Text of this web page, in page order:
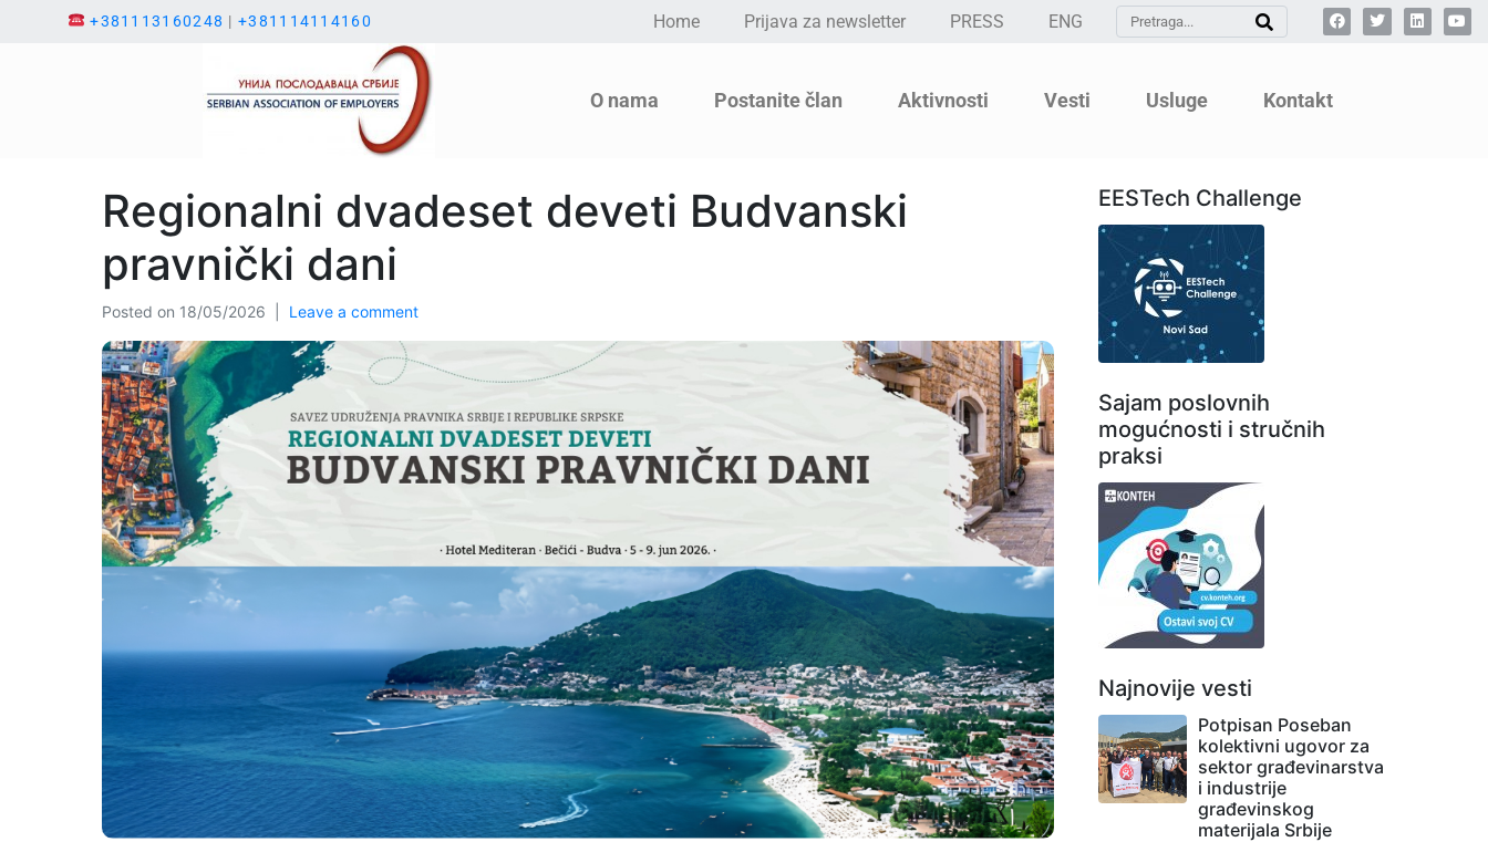
+381113160248 |+381114114160 Home Prijava za newsletter PRESS ENG
O nama Postanite član Aktivnosti Vesti Usluge Kontakt
Regionalni dvadeset deveti Budvanski
pravnički dani
Posted on 18/05/2026 Leave a comment
EESTech Challenge
Sajam poslovnih
mogućnosti i stručnih
praksi
Najnovije vesti
Potpisan Poseban
kolektivni ugovor za
sektor građevinarstva
i industrije
građevinskog
materijala Srbije